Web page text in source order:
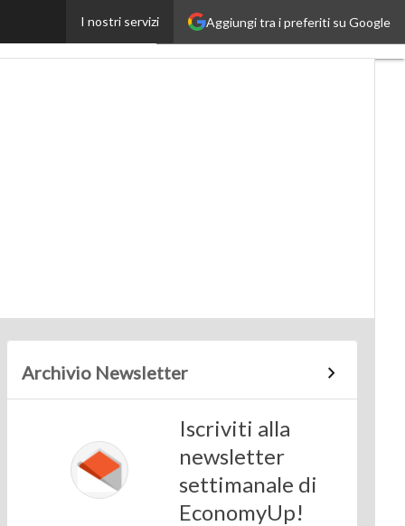
Aggiungi tra i preferiti su Google
I nostri servizi
SmartMobilityUp
Archivio Newsletter
Iscriviti alla
newsletter
settimanale di
EconomyUp!